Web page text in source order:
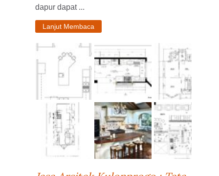
dapur dapat ...
Lanjut Membaca